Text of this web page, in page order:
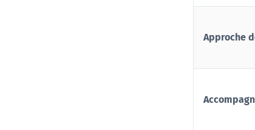
Approche